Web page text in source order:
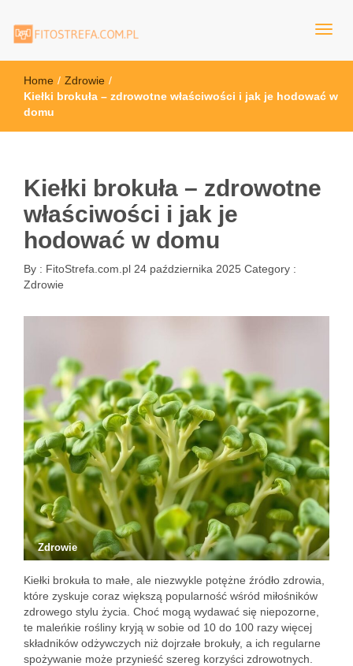
FitoStrefa.com.pl
Home / Zdrowie /
Kiełki brokuła – zdrowotne właściwości i jak je hodować w
domu
Kiełki brokuła – zdrowotne
właściwości i jak je
hodować w domu
By : FitoStrefa.com.pl 24 października 2025 Category :
Zdrowie
Zdrowie
Kiełki brokuła to małe, ale niezwykle potężne źródło zdrowia,
które zyskuje coraz większą popularność wśród miłośników
zdrowego stylu życia. Choć mogą wydawać się niepozorne,
te maleńkie rośliny kryją w sobie od 10 do 100 razy więcej
składników odżywczych niż dojrzałe brokuły, a ich regularne
spożywanie może przynieść szereg korzyści zdrowotnych.